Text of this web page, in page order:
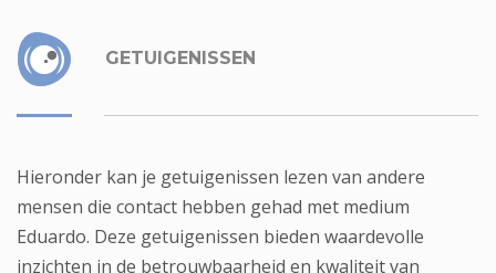
GETUIGENISSEN
Hieronder kan je getuigenissen lezen van andere
mensen die contact hebben gehad met medium
Eduardo. Deze getuigenissen bieden waardevolle
inzichten in de betrouwbaarheid en kwaliteit van